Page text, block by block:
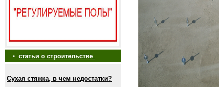
• статьи о строительстве
Сухая стяжка, в чем недостатки?